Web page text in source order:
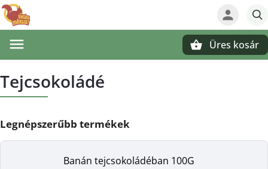
Üres kosár
Tejcsokoládé
Legnépszerűbb termékek
Banán tejcsokoládéban 100G